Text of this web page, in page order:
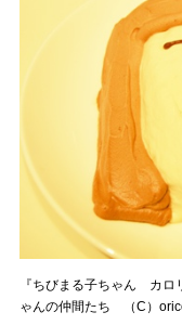
『ちびまる子ちゃん カ
ゃんの仲間たち （C）